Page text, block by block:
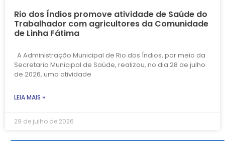
Rio dos Índios promove atividade de Saúde do
Trabalhador com agricultores da Comunidade
de Linha Fátima
A Administração Municipal de Rio dos Índios, por meio da
Secretaria Municipal de Saúde, realizou, no dia 28 de julho
de 2026, uma atividade
LEIA MAIS »
29 de julho de 2026